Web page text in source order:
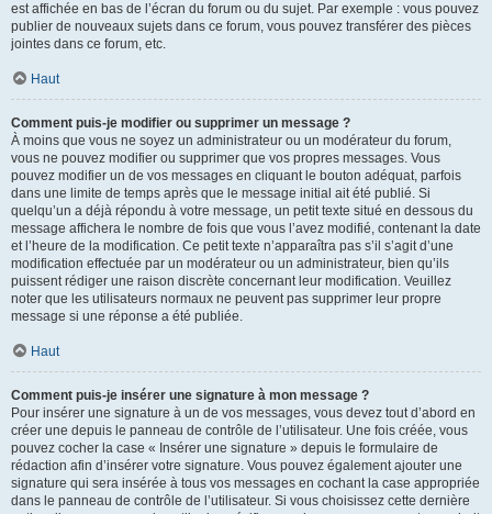
est affichée en bas de l’écran du forum ou du sujet. Par exemple : vous pouvez
publier de nouveaux sujets dans ce forum, vous pouvez transférer des pièces
jointes dans ce forum, etc.
Haut
Comment puis-je modifier ou supprimer un message ?
À moins que vous ne soyez un administrateur ou un modérateur du forum,
vous ne pouvez modifier ou supprimer que vos propres messages. Vous
pouvez modifier un de vos messages en cliquant le bouton adéquat, parfois
dans une limite de temps après que le message initial ait été publié. Si
quelqu’un a déjà répondu à votre message, un petit texte situé en dessous du
message affichera le nombre de fois que vous l’avez modifié, contenant la date
et l’heure de la modification. Ce petit texte n’apparaîtra pas s’il s’agit d’une
modification effectuée par un modérateur ou un administrateur, bien qu’ils
puissent rédiger une raison discrète concernant leur modification. Veuillez
noter que les utilisateurs normaux ne peuvent pas supprimer leur propre
message si une réponse a été publiée.
Haut
Comment puis-je insérer une signature à mon message ?
Pour insérer une signature à un de vos messages, vous devez tout d’abord en
créer une depuis le panneau de contrôle de l’utilisateur. Une fois créée, vous
pouvez cocher la case « Insérer une signature » depuis le formulaire de
rédaction afin d’insérer votre signature. Vous pouvez également ajouter une
signature qui sera insérée à tous vos messages en cochant la case appropriée
dans le panneau de contrôle de l’utilisateur. Si vous choisissez cette dernière